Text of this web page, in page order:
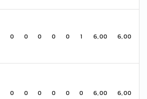
0 0 0 0 0 1 6,00 6,00
0 0 0 0 0 0 6,00 6,00